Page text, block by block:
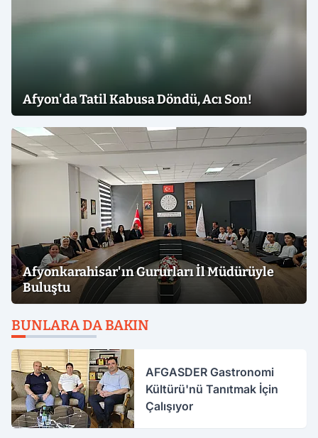
Afyon'da Tatil Kabusa Döndü, Acı Son!
Afyonkarahisar'ın Gururları İl Müdürüyle
Buluştu
BUNLARA DA BAKIN
AFGASDER Gastronomi
Kültürü'nü Tanıtmak İçin
Çalışıyor